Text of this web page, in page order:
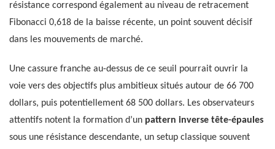
résistance correspond également au niveau de retracement
Fibonacci 0,618 de la baisse récente, un point souvent décisif
dans les mouvements de marché.
Une cassure franche au-dessus de ce seuil pourrait ouvrir la
voie vers des objectifs plus ambitieux situés autour de 66 700
dollars, puis potentiellement 68 500 dollars. Les observateurs
attentifs notent la formation d’un pattern inverse tête-épaules
sous une résistance descendante, un setup classique souvent